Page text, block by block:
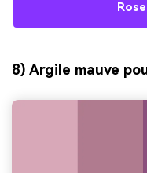
8) Argile mauve